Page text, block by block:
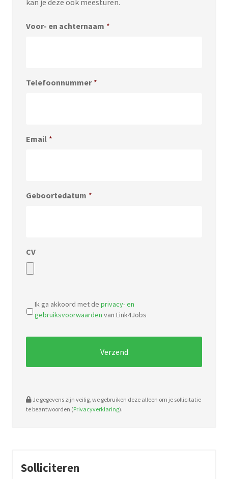
Voor- en achternaam *
Telefoonnummer *
Email *
Geboortedatum *
CV
types:
pdf,
doc.
Ik ga akkoord met de privacy- en
gebruiksvoorwaarden van Link4Jobs
Je gegevens zijn veilig, we gebruiken deze alleen om je sollicitatie
te beantwoorden (Privacyverklaring).
Solliciteren